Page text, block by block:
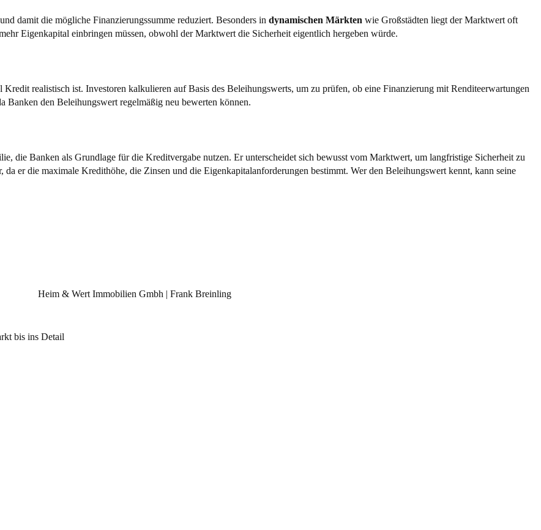
damit die mögliche Finanzierungssumme reduziert. Besonders in dynamischen Märkten wie Großstädten liegt der Marktwert oft
Eigenkapital einbringen müssen, obwohl der Marktwert die Sicherheit eigentlich hergeben würde.
realistisch ist. Investoren kalkulieren auf Basis des Beleihungswerts, um zu prüfen, ob eine Finanzierung mit Renditeerwartungen
Banken den Beleihungswert regelmäßig neu bewerten können.
die Banken als Grundlage für die Kreditvergabe nutzen. Er unterscheidet sich bewusst vom Marktwert, um langfristige Sicherheit zu
er die maximale Kredithöhe, die Zinsen und die Eigenkapitalanforderungen bestimmt. Wer den Beleihungswert kennt, kann seine
bis ins Detail